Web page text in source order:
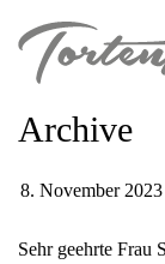
content
Archive
8. November 2023
Sehr geehrte Frau